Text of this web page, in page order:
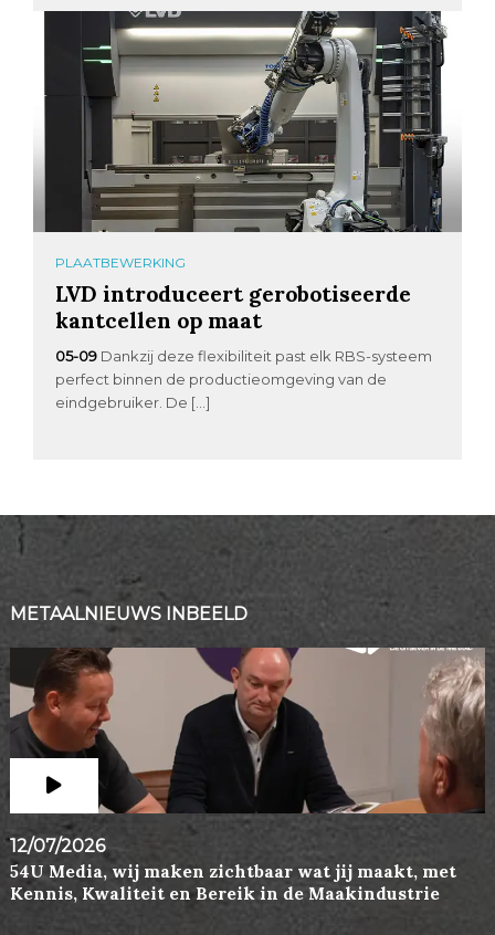
PLAATBEWERKING
LVD introduceert gerobotiseerde
kantcellen op maat
05-09 Dankzij deze flexibiliteit past elk RBS-systeem
perfect binnen de productieomgeving van de
eindgebruiker. De […]
METAALNIEUWS INBEELD
12/07/2026
54U Media, wij maken zichtbaar wat jij maakt, met
Kennis, Kwaliteit en Bereik in de Maakindustrie